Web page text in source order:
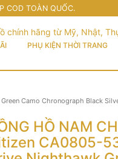
COD TOÀN QUỐC.
PHỤ KIỆN THỜI TRANG
Camo Chronograph Black
HỒ NAM
CA0805-